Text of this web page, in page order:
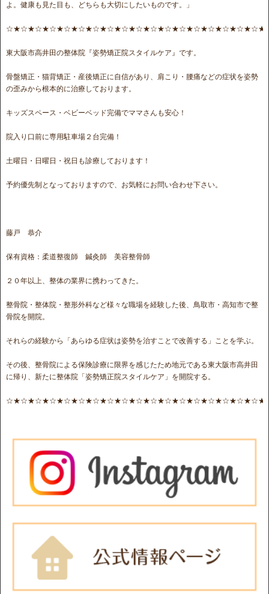
よ。健康も見た目も、どちらも大切にしたいものです。」
東大阪市高井田の整体院『姿勢矯正院スタイルケア』です。
骨盤矯正・猫背矯正・産後矯正に自信があり、肩こり・腰痛などの症状を姿勢
の歪みから根本的に治療しております。
キッズスペース・ベビーベッド完備でママさんも安心！
院入り口前に専用駐車場２台完備！
土曜日・日曜日・祝日も診療しております！
予約優先制となっておりますので、お気軽にお問い合わせ下さい。
藤戸 恭介
保有資格：柔道整復師 鍼灸師 美容整骨師
２０年以上、整体の業界に携わってきた。
整骨院・整体院・整形外科など様々な職場を経験した後、鳥取市・高知市で整
骨院を開院。
それらの経験から「あらゆる症状は姿勢を治すことで改善する」ことを学ぶ。
その後、整骨院による保険診療に限界を感じたため地元である東大阪市高井田
に帰り、新たに整体院「姿勢矯正院スタイルケア」を開院する。